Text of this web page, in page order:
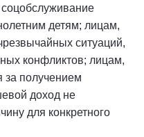
детям; лицам,
ситуаций,
конфликтов; лицам,
за получением
доход не
для конкретного